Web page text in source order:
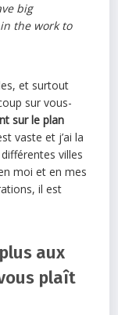
big
the work to
et surtout
sur vous-
sur le plan
vaste et j’ai la
villes
moi et en mes
il est
aux
plaît